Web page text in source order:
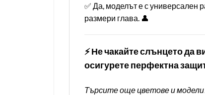
✅ Да, моделът е с универсален
размери глава. 👤
⚡ Не чакайте слънцето да
осигурете перфектна
Търсите още цветове и